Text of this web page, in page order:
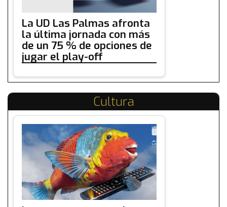
La UD Las Palmas afronta
la última jornada con más
de un 75 % de opciones de
jugar el play-off
Cultura